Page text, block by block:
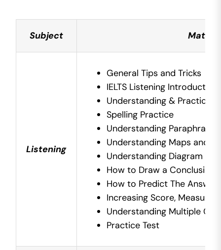
Subject
Listening
General Tips and Tricks
IELTS Listening Introduction
Understanding & Practicing
Spelling Practice
Understanding Paraphrase
Understanding Maps and
Understanding Diagram
How to Draw a Conclusion
How to Predict The Answer
Increasing Score,
Understanding Multiple
Practice Test